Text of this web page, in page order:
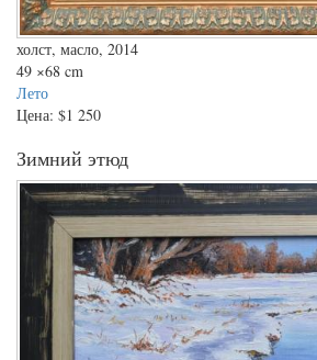
холст, масло, 2014
49 ×68 cm
Лето
Цена: $1 250
Зимний этюд